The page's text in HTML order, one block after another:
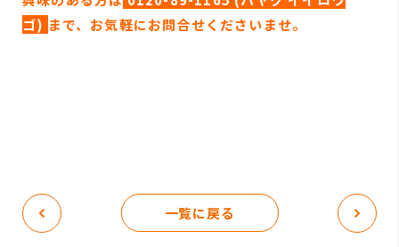
ゴ) まで、お気軽にお問合せくださいませ。
一覧に戻る